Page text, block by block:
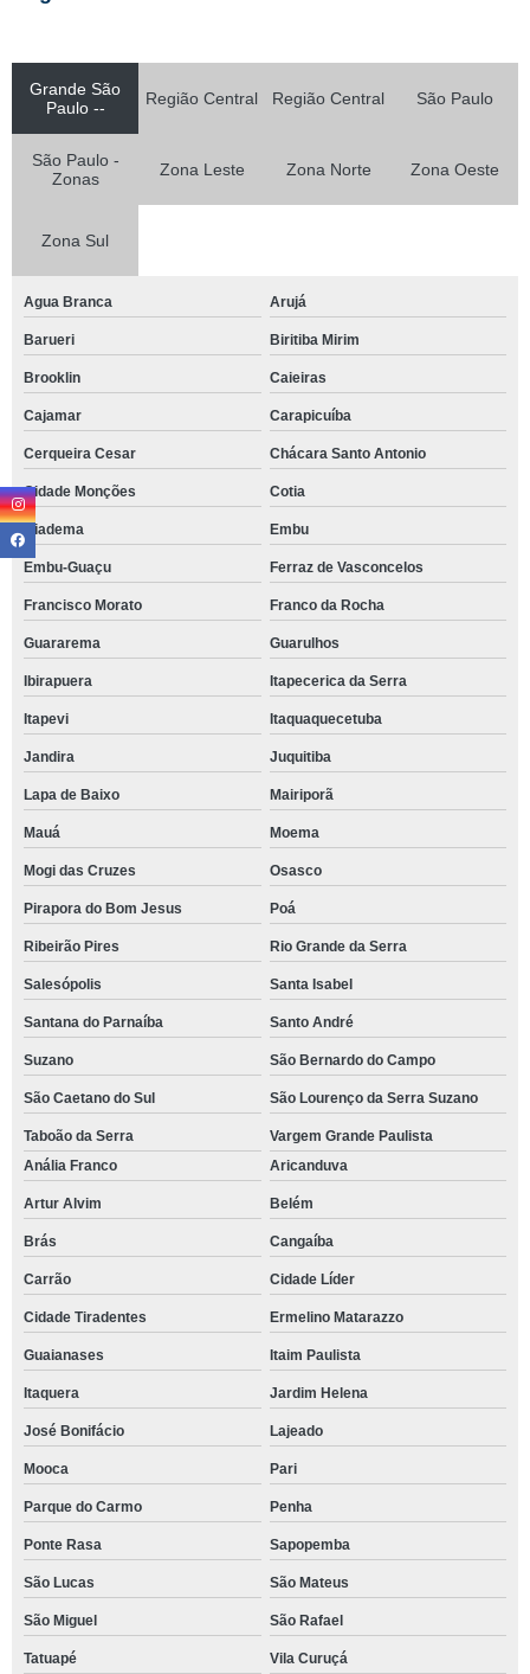
Grande São
Paulo --
Região Central Região Central São Paulo
São Paulo -
Zonas
Zona Leste Zona Norte Zona Oeste
Zona Sul
Agua Branca Arujá
Barueri Biritiba Mirim
Brooklin Caieiras
Cajamar Carapicuíba
Cerqueira Cesar Chácara Santo Antonio
Cidade Monções Cotia
Diadema Embu
Embu-Guaçu Ferraz de Vasconcelos
Francisco Morato Franco da Rocha
Guararema Guarulhos
Ibirapuera Itapecerica da Serra
Itapevi Itaquaquecetuba
Jandira Juquitiba
Lapa de Baixo Mairiporã
Mauá Moema
Mogi das Cruzes Osasco
Pirapora do Bom Jesus Poá
Ribeirão Pires Rio Grande da Serra
Salesópolis Santa Isabel
Santana do Parnaíba Santo André
Suzano São Bernardo do Campo
São Caetano do Sul São Lourenço da Serra Suzano
Taboão da Serra
Vargem Grande Paulista
Anália Franco
Aricanduva
Artur Alvim Belém
Brás Cangaíba
Carrão Cidade Líder
Cidade Tiradentes Ermelino Matarazzo
Guaianases Itaim Paulista
Itaquera Jardim Helena
José Bonifácio Lajeado
Mooca Pari
Parque do Carmo Penha
Ponte Rasa Sapopemba
São Lucas São Mateus
São Miguel São Rafael
Tatuapé Vila Curuçá